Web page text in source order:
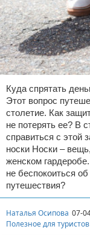
Куда спрятать
Этот вопрос
столетие. Как
не потерять ее? В
справиться с этой
носки Носки –
женском
не беспокоиться
путешествия?
Наталья Осипова 07-
Полезное для туристов